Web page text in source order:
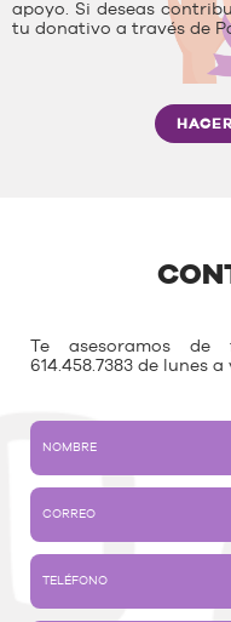
apoyo. Si deseas
tu donativo a través de
Te asesoramos
614.458.7383 de lunes